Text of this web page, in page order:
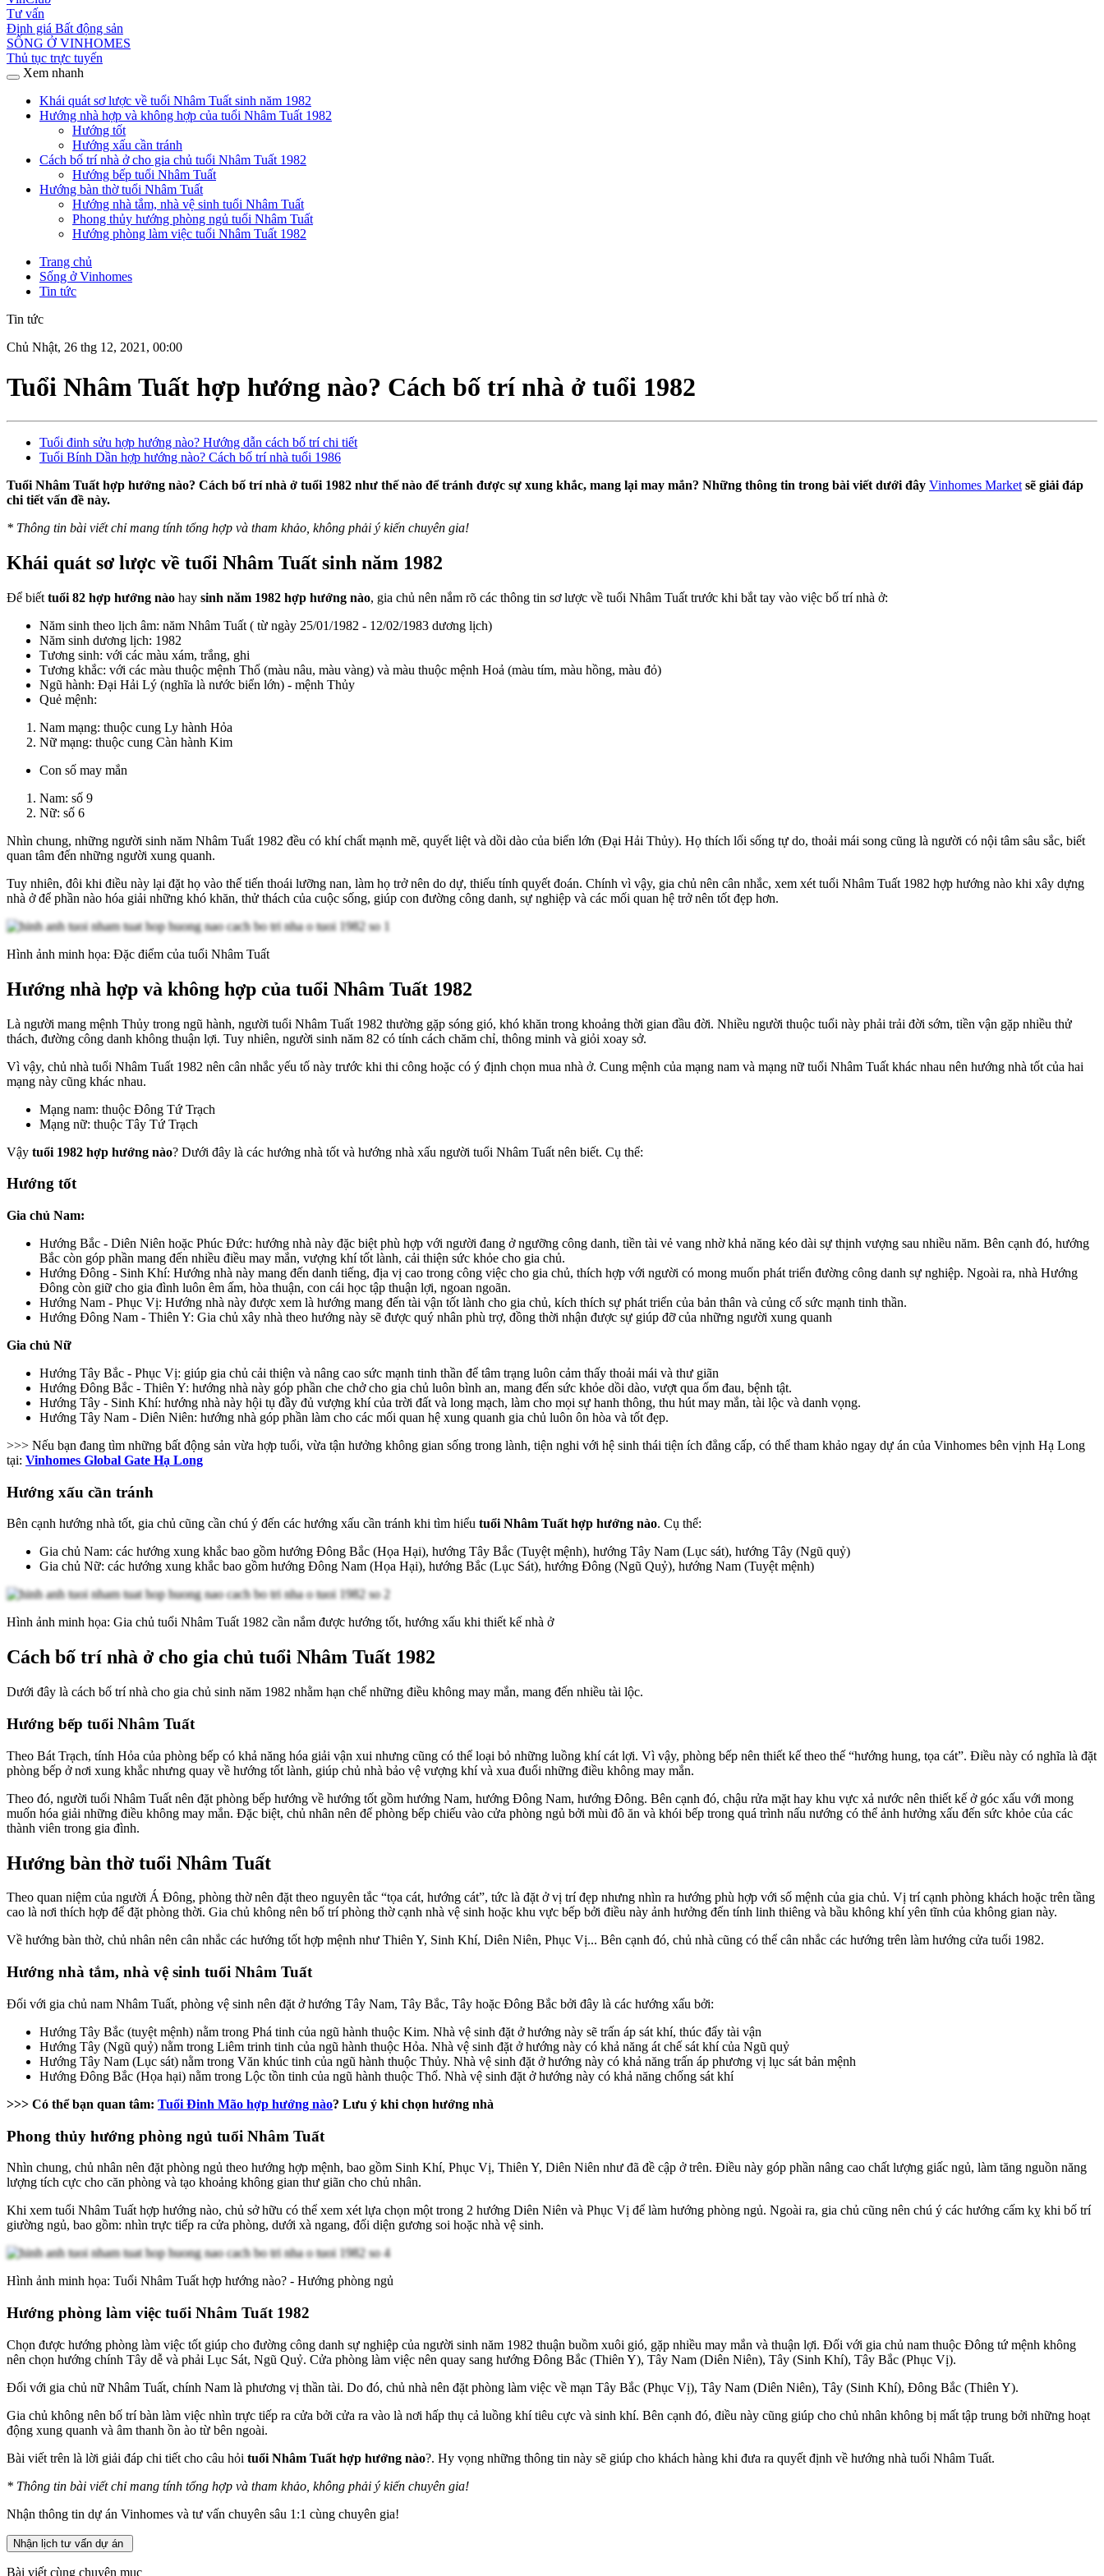
Tư vấn
Định giá Bất động sản
SỐNG Ở VINHOMES
Thủ tục trực tuyến
Xem nhanh
Khái quát sơ lược về tuổi Nhâm Tuất sinh năm 1982
Hướng nhà hợp và không hợp của tuổi Nhâm Tuất 1982
Hướng tốt
Hướng xấu cần tránh
Cách bố trí nhà ở cho gia chủ tuổi Nhâm Tuất 1982
Hướng bếp tuổi Nhâm Tuất
Hướng bàn thờ tuổi Nhâm Tuất
Hướng nhà tắm, nhà vệ sinh tuổi Nhâm Tuất
Phong thủy hướng phòng ngủ tuổi Nhâm Tuất
Hướng phòng làm việc tuổi Nhâm Tuất 1982
Trang chủ
Sống ở Vinhomes
Tin tức
Tin tức
Chủ Nhật, 26 thg 12, 2021, 00:00
Tuổi Nhâm Tuất hợp hướng nào? Cách bố trí nhà ở tuổi 1982
Tuổi đinh sửu hợp hướng nào? Hướng dẫn cách bố trí chi tiết
Tuổi Bính Dần hợp hướng nào? Cách bố trí nhà tuổi 1986
Tuổi Nhâm Tuất hợp hướng nào? Cách bố trí nhà ở tuổi 1982 như thế nào để tránh được sự xung khắc, mang lại may mắn? Những thông tin trong bài viết dưới đây Vinhomes Market sẽ giải đáp
chi tiết vấn đề này.
* Thông tin bài viết chỉ mang tính tổng hợp và tham khảo, không phải ý kiến chuyên gia!
Khái quát sơ lược về tuổi Nhâm Tuất sinh năm 1982
Để biết tuổi 82 hợp hướng nào hay sinh năm 1982 hợp hướng nào, gia chủ nên nắm rõ các thông tin sơ lược về tuổi Nhâm Tuất trước khi bắt tay vào việc bố trí nhà ở:
Năm sinh theo lịch âm: năm Nhâm Tuất ( từ ngày 25/01/1982 - 12/02/1983 dương lịch)
Năm sinh dương lịch: 1982
Tương sinh: với các màu xám, trắng, ghi
Tương khắc: với các màu thuộc mệnh Thổ (màu nâu, màu vàng) và màu thuộc mệnh Hoả (màu tím, màu hồng, màu đỏ)
Ngũ hành: Đại Hải Lý (nghĩa là nước biển lớn) - mệnh Thủy
Quẻ mệnh:
Nam mạng: thuộc cung Ly hành Hỏa
Nữ mạng: thuộc cung Càn hành Kim
Con số may mắn
Nam: số 9
Nữ: số 6
Nhìn chung, những người sinh năm Nhâm Tuất 1982 đều có khí chất mạnh mẽ, quyết liệt và dồi dào của biển lớn (Đại Hải Thủy). Họ thích lối sống tự do, thoải mái song cũng là người có nội tâm sâu sắc, biết
quan tâm đến những người xung quanh.
Tuy nhiên, đôi khi điều này lại đặt họ vào thế tiến thoái lưỡng nan, làm họ trở nên do dự, thiếu tính quyết đoán. Chính vì vậy, gia chủ nên cân nhắc, xem xét tuổi Nhâm Tuất 1982 hợp hướng nào khi xây dựng
nhà ở để phần nào hóa giải những khó khăn, thử thách của cuộc sống, giúp con đường công danh, sự nghiệp và các mối quan hệ trở nên tốt đẹp hơn.
Hình ảnh minh họa: Đặc điểm của tuổi Nhâm Tuất
Hướng nhà hợp và không hợp của tuổi Nhâm Tuất 1982
Là người mang mệnh Thủy trong ngũ hành, người tuổi Nhâm Tuất 1982 thường gặp sóng gió, khó khăn trong khoảng thời gian đầu đời. Nhiều người thuộc tuổi này phải trải đời sớm, tiền vận gặp nhiều thử
thách, đường công danh không thuận lợi. Tuy nhiên, người sinh năm 82 có tính cách chăm chỉ, thông minh và giỏi xoay sở.
Vì vậy, chủ nhà tuổi Nhâm Tuất 1982 nên cân nhắc yếu tố này trước khi thi công hoặc có ý định chọn mua nhà ở. Cung mệnh của mạng nam và mạng nữ tuổi Nhâm Tuất khác nhau nên hướng nhà tốt của hai
mạng này cũng khác nhau.
Mạng nam: thuộc Đông Tứ Trạch
Mạng nữ: thuộc Tây Tứ Trạch
Vậy tuổi 1982 hợp hướng nào? Dưới đây là các hướng nhà tốt và hướng nhà xấu người tuổi Nhâm Tuất nên biết. Cụ thể:
Hướng tốt
Gia chủ Nam:
Hướng Bắc - Diên Niên hoặc Phúc Đức: hướng nhà này đặc biệt phù hợp với người đang ở ngưỡng công danh, tiền tài vẻ vang nhờ khả năng kéo dài sự thịnh vượng sau nhiều năm. Bên cạnh đó, hướng
Bắc còn góp phần mang đến nhiều điều may mắn, vượng khí tốt lành, cải thiện sức khỏe cho gia chủ.
Hướng Đông - Sinh Khí: Hướng nhà này mang đến danh tiếng, địa vị cao trong công việc cho gia chủ, thích hợp với người có mong muốn phát triển đường công danh sự nghiệp. Ngoài ra, nhà Hướng
Đông còn giữ cho gia đình luôn êm ấm, hòa thuận, con cái học tập thuận lợi, ngoan ngoãn.
Hướng Nam - Phục Vị: Hướng nhà này được xem là hướng mang đến tài vận tốt lành cho gia chủ, kích thích sự phát triển của bản thân và củng cố sức mạnh tinh thần.
Hướng Đông Nam - Thiên Y: Gia chủ xây nhà theo hướng này sẽ được quý nhân phù trợ, đồng thời nhận được sự giúp đỡ của những người xung quanh
Gia chủ Nữ
Hướng Tây Bắc - Phục Vị: giúp gia chủ cải thiện và nâng cao sức mạnh tinh thần để tâm trạng luôn cảm thấy thoải mái và thư giãn
Hướng Đông Bắc - Thiên Y: hướng nhà này góp phần che chở cho gia chủ luôn bình an, mang đến sức khỏe dồi dào, vượt qua ốm đau, bệnh tật.
Hướng Tây - Sinh Khí: hướng nhà này hội tụ đầy đủ vượng khí của trời đất và long mạch, làm cho mọi sự hanh thông, thu hút may mắn, tài lộc và danh vọng.
Hướng Tây Nam - Diên Niên: hướng nhà góp phần làm cho các mối quan hệ xung quanh gia chủ luôn ôn hòa và tốt đẹp.
>>> Nếu bạn đang tìm những bất động sản vừa hợp tuổi, vừa tận hưởng không gian sống trong lành, tiện nghi với hệ sinh thái tiện ích đẳng cấp, có thể tham khảo ngay dự án của Vinhomes bên vịnh Hạ Long
tại: Vinhomes Global Gate Hạ Long
Hướng xấu cần tránh
Bên cạnh hướng nhà tốt, gia chủ cũng cần chú ý đến các hướng xấu cần tránh khi tìm hiểu tuổi Nhâm Tuất hợp hướng nào. Cụ thể:
Gia chủ Nam: các hướng xung khắc bao gồm hướng Đông Bắc (Họa Hại), hướng Tây Bắc (Tuyệt mệnh), hướng Tây Nam (Lục sát), hướng Tây (Ngũ quỷ)
Gia chủ Nữ: các hướng xung khắc bao gồm hướng Đông Nam (Họa Hại), hướng Bắc (Lục Sát), hướng Đông (Ngũ Quỷ), hướng Nam (Tuyệt mệnh)
Hình ảnh minh họa: Gia chủ tuổi Nhâm Tuất 1982 cần nắm được hướng tốt, hướng xấu khi thiết kế nhà ở
Cách bố trí nhà ở cho gia chủ tuổi Nhâm Tuất 1982
Dưới đây là cách bố trí nhà cho gia chủ sinh năm 1982 nhằm hạn chế những điều không may mắn, mang đến nhiều tài lộc.
Hướng bếp tuổi Nhâm Tuất
Theo Bát Trạch, tính Hỏa của phòng bếp có khả năng hóa giải vận xui nhưng cũng có thể loại bỏ những luồng khí cát lợi. Vì vậy, phòng bếp nên thiết kế theo thế “hướng hung, tọa cát”. Điều này có nghĩa là đặt
phòng bếp ở nơi xung khắc nhưng quay về hướng tốt lành, giúp chủ nhà bảo vệ vượng khí và xua đuổi những điều không may mắn.
Theo đó, người tuổi Nhâm Tuất nên đặt phòng bếp hướng về hướng tốt gồm hướng Nam, hướng Đông Nam, hướng Đông. Bên cạnh đó, chậu rửa mặt hay khu vực xả nước nên thiết kế ở góc xấu với mong
muốn hóa giải những điều không may mắn. Đặc biệt, chủ nhân nên để phòng bếp chiếu vào cửa phòng ngủ bởi mùi đô ăn và khói bếp trong quá trình nấu nướng có thể ảnh hưởng xấu đến sức khỏe của các
thành viên trong gia đình.
Hướng bàn thờ tuổi Nhâm Tuất
Theo quan niệm của người Á Đông, phòng thờ nên đặt theo nguyên tắc “tọa cát, hướng cát”, tức là đặt ở vị trí đẹp nhưng nhìn ra hướng phù hợp với số mệnh của gia chủ. Vị trí cạnh phòng khách hoặc trên tầng
cao là nơi thích hợp để đặt phòng thời. Gia chủ không nên bố trí phòng thờ cạnh nhà vệ sinh hoặc khu vực bếp bởi điều này ảnh hưởng đến tính linh thiêng và bầu không khí yên tĩnh của không gian này.
Về hướng bàn thờ, chủ nhân nên cân nhắc các hướng tốt hợp mệnh như Thiên Y, Sinh Khí, Diên Niên, Phục Vị... Bên cạnh đó, chủ nhà cũng có thể cân nhắc các hướng trên làm hướng cửa tuổi 1982.
Hướng nhà tắm, nhà vệ sinh tuổi Nhâm Tuất
Đối với gia chủ nam Nhâm Tuất, phòng vệ sinh nên đặt ở hướng Tây Nam, Tây Bắc, Tây hoặc Đông Bắc bởi đây là các hướng xấu bởi:
Hướng Tây Bắc (tuyệt mệnh) nằm trong Phá tinh của ngũ hành thuộc Kim. Nhà vệ sinh đặt ở hướng này sẽ trấn áp sát khí, thúc đẩy tài vận
Hướng Tây (Ngũ quỷ) nằm trong Liêm trinh tinh của ngũ hành thuộc Hỏa. Nhà vệ sinh đặt ở hướng này có khả năng át chế sát khí của Ngũ quỷ
Hướng Tây Nam (Lục sát) nằm trong Văn khúc tinh của ngũ hành thuộc Thủy. Nhà vệ sinh đặt ở hướng này có khả năng trấn áp phương vị lục sát bản mệnh
Hướng Đông Bắc (Họa hại) nằm trong Lộc tồn tinh của ngũ hành thuộc Thổ. Nhà vệ sinh đặt ở hướng này có khả năng chống sát khí
>>> Có thể bạn quan tâm: Tuổi Đinh Mão hợp hướng nào? Lưu ý khi chọn hướng nhà
Phong thủy hướng phòng ngủ tuổi Nhâm Tuất
Nhìn chung, chủ nhân nên đặt phòng ngủ theo hướng hợp mệnh, bao gồm Sinh Khí, Phục Vị, Thiên Y, Diên Niên như đã đề cập ở trên. Điều này góp phần nâng cao chất lượng giấc ngủ, làm tăng nguồn năng
lượng tích cực cho căn phòng và tạo khoảng không gian thư giãn cho chủ nhân.
Khi xem tuổi Nhâm Tuất hợp hướng nào, chủ sở hữu có thể xem xét lựa chọn một trong 2 hướng Diên Niên và Phục Vị để làm hướng phòng ngủ. Ngoài ra, gia chủ cũng nên chú ý các hướng cấm kỵ khi bố trí
giường ngủ, bao gồm: nhìn trực tiếp ra cửa phòng, dưới xà ngang, đối diện gương soi hoặc nhà vệ sinh.
Hình ảnh minh họa: Tuổi Nhâm Tuất hợp hướng nào? - Hướng phòng ngủ
Hướng phòng làm việc tuổi Nhâm Tuất 1982
Chọn được hướng phòng làm việc tốt giúp cho đường công danh sự nghiệp của người sinh năm 1982 thuận buồm xuôi gió, gặp nhiều may mắn và thuận lợi. Đối với gia chủ nam thuộc Đông tứ mệnh không
nên chọn hướng chính Tây dễ và phải Lục Sát, Ngũ Quỷ. Cửa phòng làm việc nên quay sang hướng Đông Bắc (Thiên Y), Tây Nam (Diên Niên), Tây (Sinh Khí), Tây Bắc (Phục Vị).
Đối với gia chủ nữ Nhâm Tuất, chính Nam là phương vị thần tài. Do đó, chủ nhà nên đặt phòng làm việc về mạn Tây Bắc (Phục Vị), Tây Nam (Diên Niên), Tây (Sinh Khí), Đông Bắc (Thiên Y).
Gia chủ không nên bố trí bàn làm việc nhìn trực tiếp ra cửa bởi cửa ra vào là nơi hấp thụ cả luồng khí tiêu cực và sinh khí. Bên cạnh đó, điều này cũng giúp cho chủ nhân không bị mất tập trung bởi những hoạt
động xung quanh và âm thanh ồn ào từ bên ngoài.
Bài viết trên là lời giải đáp chi tiết cho câu hỏi tuổi Nhâm Tuất hợp hướng nào?. Hy vọng những thông tin này sẽ giúp cho khách hàng khi đưa ra quyết định về hướng nhà tuổi Nhâm Tuất.
* Thông tin bài viết chỉ mang tính tổng hợp và tham khảo, không phải ý kiến chuyên gia!
Nhận thông tin dự án Vinhomes và tư vấn chuyên sâu 1:1 cùng chuyên gia!
Nhận lịch tư vấn dự án
Bài viết cùng chuyên mục